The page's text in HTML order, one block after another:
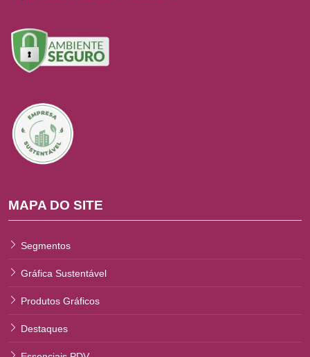
MAPA DO SITE
Segmentos
Gráfica Sustentável
Produtos Gráficos
Destaques